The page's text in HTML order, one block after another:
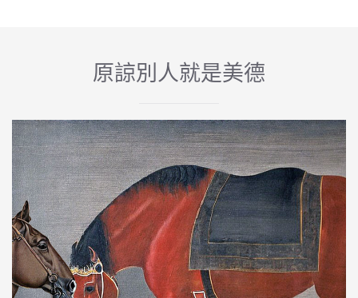
原諒別人就是美德